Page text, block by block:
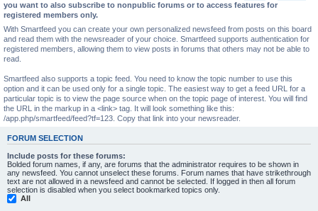
you want to also subscribe to nonpublic forums or to access features for
registered members only.
With Smartfeed you can create your own personalized newsfeed from posts on this board
and read them with the newsreader of your choice. Smartfeed supports authentication for
registered members, allowing them to view posts in forums that others may not be able to
read.
Smartfeed also supports a topic feed. You need to know the topic number to use this
option and it can be used only for a single topic. The easiest way to get a feed URL for a
particular topic is to view the page source when on the topic page of interest. You will find
the URL in the markup in a <link> tag. It will look something like this:
/app.php/smartfeed/feed?tf=123. Copy that link into your newsreader.
FORUM SELECTION
Include posts for these forums:
Bolded forum names, if any, are forums that the administrator requires to be shown in
any newsfeed. You cannot unselect these forums. Forum names that have strikethrough
text are not allowed in a newsfeed and cannot be selected. If logged in then all forum
selection is disabled when you select bookmarked topics only.
All